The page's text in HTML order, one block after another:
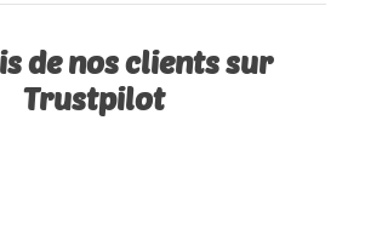
de nos clients sur
Trustpilot